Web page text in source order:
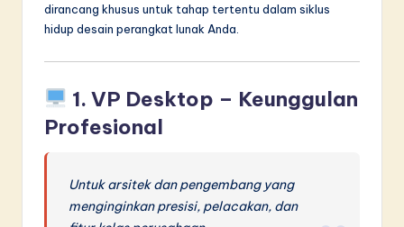
dirancang khusus untuk tahap tertentu dalam siklus
hidup desain perangkat lunak Anda.
1. VP Desktop – Keunggulan
Profesional
Untuk arsitek dan pengembang yang
menginginkan presisi, pelacakan, dan